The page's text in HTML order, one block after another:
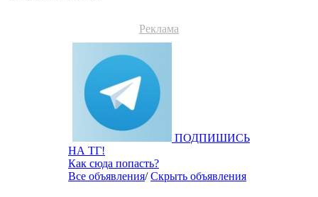
Реклама
ПОДПИШИСЬ
НА ТГ!
Как сюда попасть?
Все объявления/Скрыть объявления